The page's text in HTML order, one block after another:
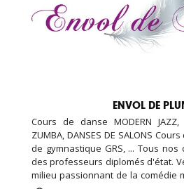
ENVOL DE
Cours de danse MODERN JAZZ,
ZUMBA, DANSES DE SALONS
de gymnastique GRS, ... Tous
des professeurs diplomés d'état.
milieu passionnant de la comédie